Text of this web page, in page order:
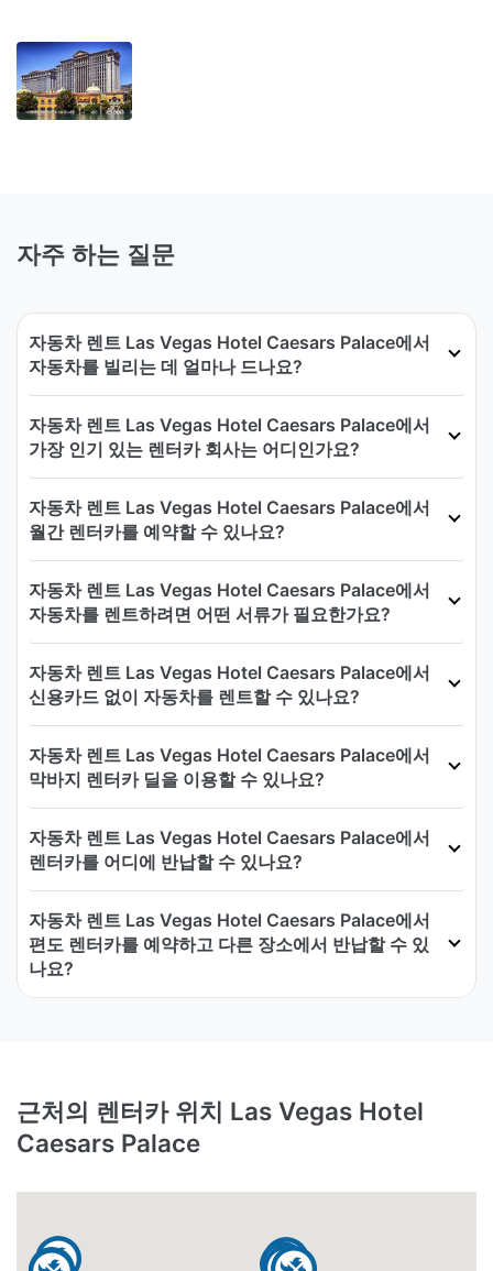
자주 하는 질문
자동차 렌트 Las Vegas Hotel Caesars Palace에서
자동차를 빌리는 데 얼마나 드나요?
자동차 렌트 Las Vegas Hotel Caesars Palace에서
가장 인기 있는 렌터카 회사는 어디인가요?
자동차 렌트 Las Vegas Hotel Caesars Palace에서
월간 렌터카를 예약할 수 있나요?
자동차 렌트 Las Vegas Hotel Caesars Palace에서
자동차를 렌트하려면 어떤 서류가 필요한가요?
자동차 렌트 Las Vegas Hotel Caesars Palace에서
신용카드 없이 자동차를 렌트할 수 있나요?
자동차 렌트 Las Vegas Hotel Caesars Palace에서
막바지 렌터카 딜을 이용할 수 있나요?
자동차 렌트 Las Vegas Hotel Caesars Palace에서
렌터카를 어디에 반납할 수 있나요?
자동차 렌트 Las Vegas Hotel Caesars Palace에서
편도 렌터카를 예약하고 다른 장소에서 반납할 수 있
나요?
근처의 렌터카 위치 Las Vegas Hotel
Caesars Palace